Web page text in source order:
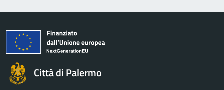
Città di Palermo